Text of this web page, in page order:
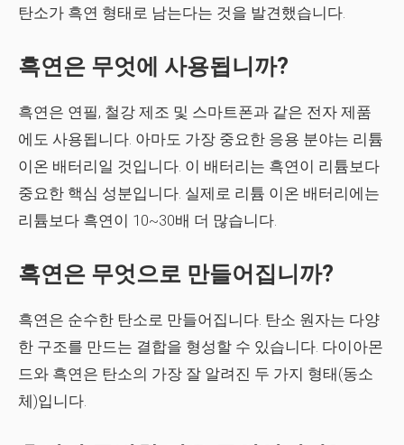
탄소가 흑연 형태로 남는다는 것을 발견했습니다.
흑연은 무엇에 사용됩니까?
흑연은 연필, 철강 제조 및 스마트폰과 같은 전자 제품
에도 사용됩니다. 아마도 가장 중요한 응용 분야는 리튬
이온 배터리일 것입니다. 이 배터리는 흑연이 리튬보다
중요한 핵심 성분입니다. 실제로 리튬 이온 배터리에는
리튬보다 흑연이 10~30배 더 많습니다.
흑연은 무엇으로 만들어집니까?
흑연은 순수한 탄소로 만들어집니다. 탄소 원자는 다양
한 구조를 만드는 결합을 형성할 수 있습니다. 다이아몬
드와 흑연은 탄소의 가장 잘 알려진 두 가지 형태(동소
체)입니다.